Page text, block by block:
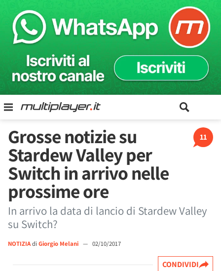
11
Grosse notizie su
Stardew Valley per
Switch in arrivo nelle
prossime ore
In arrivo la data di lancio di Stardew Valley
su Switch?
NOTIZIAdi Giorgio Melani — 02/10/2017
CONDIVIDI